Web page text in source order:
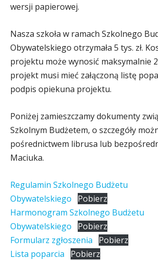
wersji papierowej.
Nasza szkoła w ramach Szkolnego
Obywatelskiego otrzymała 5 tys. zł.
projektu może wynosić maksymalnie
projekt musi mieć załączoną listę
podpis opiekuna projektu.
Poniżej zamieszczamy dokumenty
Szkolnym Budżetem, o szczegóły
pośrednictwem librusa lub
Maciuka.
Regulamin Szkolnego Budżetu
Obywatelskiego
Pobierz
Harmonogram Szkolnego Budżetu
Obywatelskiego
Pobierz
Formularz zgłoszenia
Pobierz
Lista poparcia
Pobierz